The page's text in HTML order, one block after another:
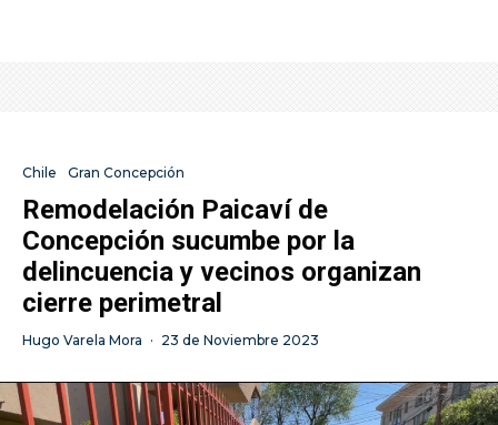
Chile Gran Concepción
Remodelación Paicaví de
Concepción sucumbe por la
delincuencia y vecinos organizan
cierre perimetral
Hugo Varela Mora · 23 de Noviembre 2023